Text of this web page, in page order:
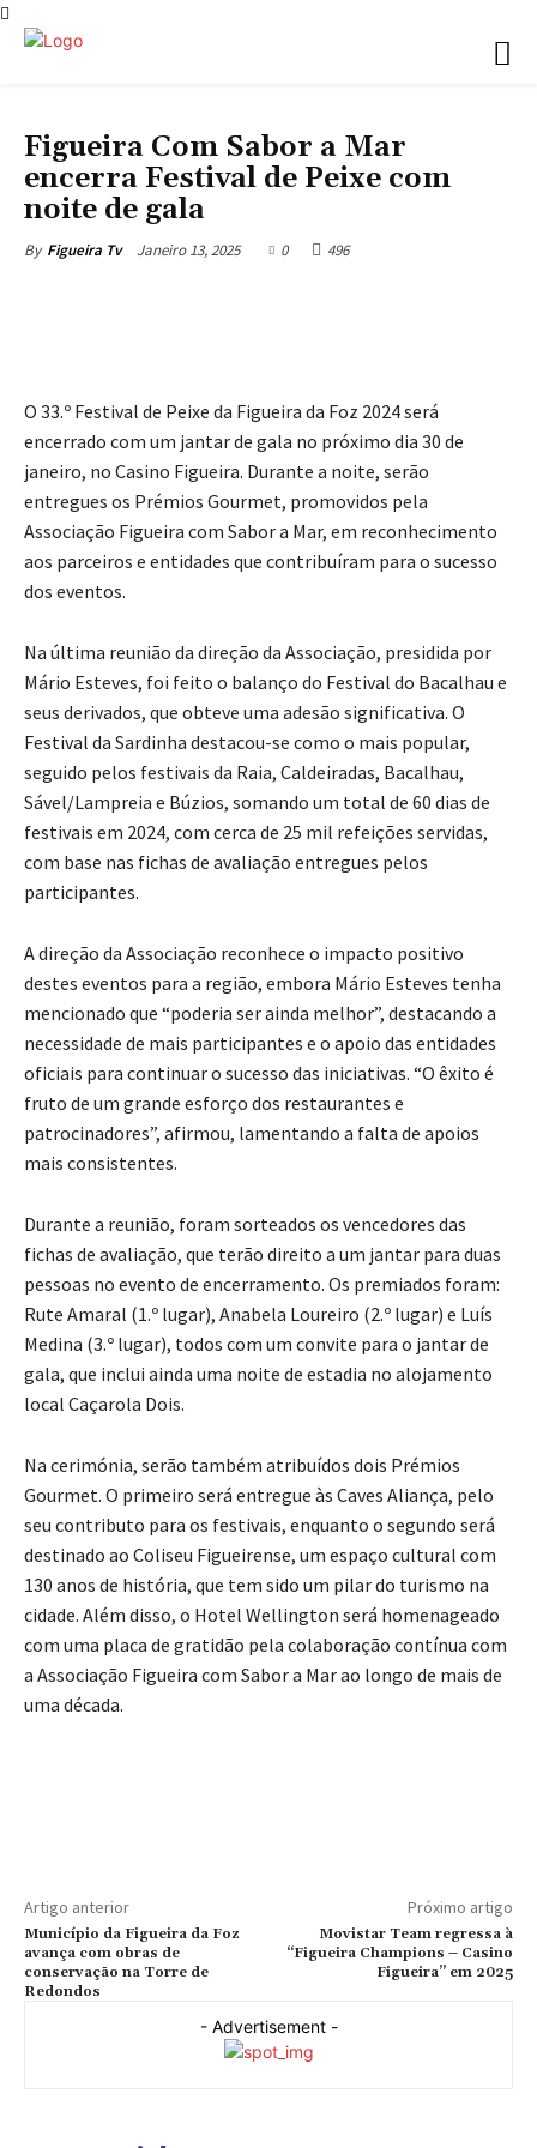
Figueira Com Sabor a Mar
encerra Festival de Peixe com
noite de gala
By Figueira Tv Janeiro 13, 2025 0 496
O 33.º Festival de Peixe da Figueira da Foz 2024 será
encerrado com um jantar de gala no próximo dia 30 de
janeiro, no Casino Figueira. Durante a noite, serão
entregues os Prémios Gourmet, promovidos pela
Associação Figueira com Sabor a Mar, em reconhecimento
aos parceiros e entidades que contribuíram para o sucesso
dos eventos.
Na última reunião da direção da Associação, presidida por
Mário Esteves, foi feito o balanço do Festival do Bacalhau e
seus derivados, que obteve uma adesão significativa. O
Festival da Sardinha destacou-se como o mais popular,
seguido pelos festivais da Raia, Caldeiradas, Bacalhau,
Sável/Lampreia e Búzios, somando um total de 60 dias de
festivais em 2024, com cerca de 25 mil refeições servidas,
com base nas fichas de avaliação entregues pelos
participantes.
A direção da Associação reconhece o impacto positivo
destes eventos para a região, embora Mário Esteves tenha
mencionado que “poderia ser ainda melhor”, destacando a
necessidade de mais participantes e o apoio das entidades
oficiais para continuar o sucesso das iniciativas. “O êxito é
fruto de um grande esforço dos restaurantes e
patrocinadores”, afirmou, lamentando a falta de apoios
mais consistentes.
Durante a reunião, foram sorteados os vencedores das
fichas de avaliação, que terão direito a um jantar para duas
pessoas no evento de encerramento. Os premiados foram:
Rute Amaral (1.º lugar), Anabela Loureiro (2.º lugar) e Luís
Medina (3.º lugar), todos com um convite para o jantar de
gala, que inclui ainda uma noite de estadia no alojamento
local Caçarola Dois.
Na cerimónia, serão também atribuídos dois Prémios
Gourmet. O primeiro será entregue às Caves Aliança, pelo
seu contributo para os festivais, enquanto o segundo será
destinado ao Coliseu Figueirense, um espaço cultural com
130 anos de história, que tem sido um pilar do turismo na
cidade. Além disso, o Hotel Wellington será homenageado
com uma placa de gratidão pela colaboração contínua com
a Associação Figueira com Sabor a Mar ao longo de mais de
uma década.
Artigo anterior
Município da Figueira da Foz
avança com obras de
conservação na Torre de
Redondos
Próximo artigo
Movistar Team regressa à
“Figueira Champions – Casino
Figueira” em 2025
- Advertisement -